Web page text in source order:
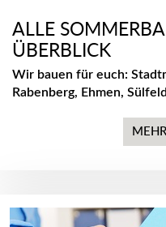
ALLE
ÜBERBLICK
Wir bauen für euch:
Rabenberg, Ehmen,